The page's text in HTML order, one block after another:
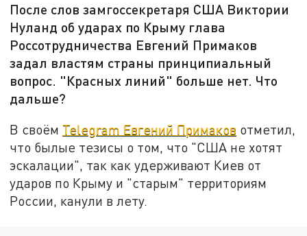
После слов замгоссекретаря США Виктории
Нуланд об ударах по Крыму глава
Россотрудничества Евгений Примаков
задал властям страны принципиальный
вопрос. "Красных линий" больше нет. Что
дальше?
В своём Telegram Евгений Примаков отметил,
что былые тезисы о том, что "США не хотят
эскалации", так как удерживают Киев от
ударов по Крыму и "старым" территориям
России, канули в лету.